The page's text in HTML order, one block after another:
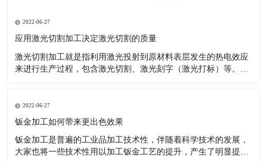
2022-06-27
应用激光切割加工决定激光切割的质量
激光切割加工就是指利用激光投射到原材料表层发生的热电效应
来进行生产过程，包含激光切割、激光刻字（激光打标）等。现
光切割成形生产塑胶产品：节省注塑模具投资：塑料激光切割加
工不用模具
2022-06-27
钣金加工如何带来更出色效果
钣金加工是普遍的工业品加工技术性，伴随着科学技术的发展，
大家也将一些技术性用以加工钣金工艺的提升，产生了明显提